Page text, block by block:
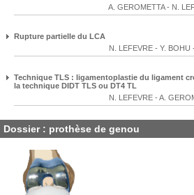
A. GEROMETTA- N.
Rupture partielle du LCA
N. LEFEVRE - Y. BOHU -
Technique TLS : ligamentoplastie du ligament
la technique DIDT TLS ou DT4 TL
N. LEFEVRE - A.
Dossier : prothèse de genou